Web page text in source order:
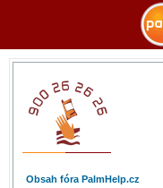
Obsah fóra PalmHelp.cz